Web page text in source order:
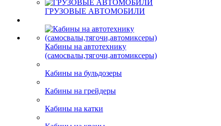
ГРУЗОВЫЕ АВТОМОБИЛИ
СПЕЦТЕХНИКА
ГРУЗОВЫЕ АВТОМОБИЛИ
Кабины на автотехнику